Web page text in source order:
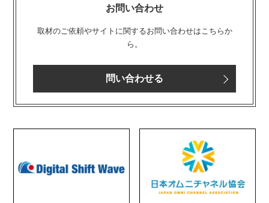
お問い合わせ
取材のご依頼やサイトに関するお問い合わせはこちらか
ら。
問い合わせる